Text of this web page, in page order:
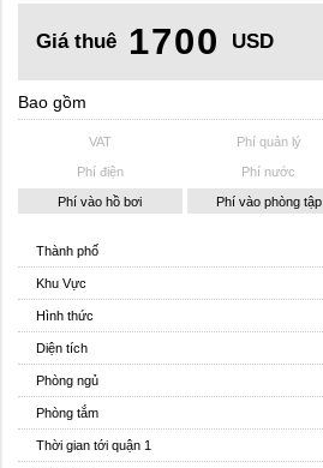
Giá thuê 1700 USD
Bao gồm
VAT Phí quản lý
Phí điện Phí nước
Phí vào hồ bơi Phí vào phòng tập
Thành phố
Khu Vực
Hình thức
Diện tích
Phòng ngủ
Phòng tắm
Thời gian tới quận 1